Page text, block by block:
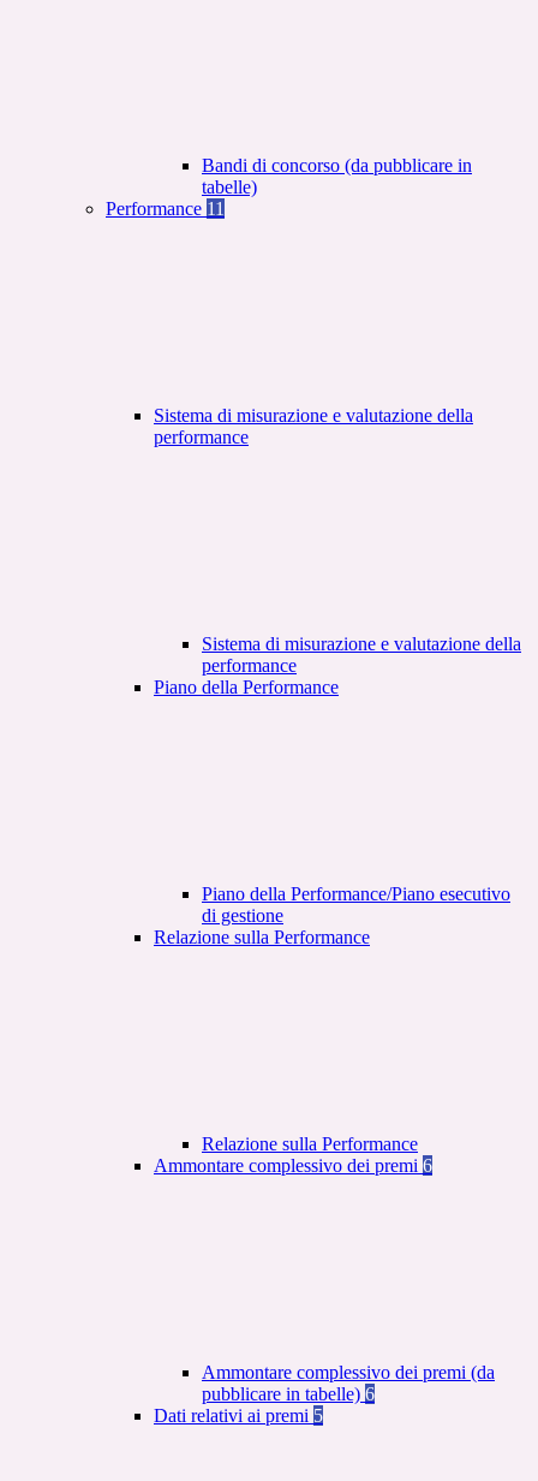
Bandi di concorso (da pubblicare in
tabelle)
Performance 11
Sistema di misurazione e valutazione della
performance
Sistema di misurazione e valutazione della
performance
Piano della Performance
Piano della Performance/Piano esecutivo
di gestione
Relazione sulla Performance
Relazione sulla Performance
Ammontare complessivo dei premi 6
Ammontare complessivo dei premi (da
pubblicare in tabelle) 6
Dati relativi ai premi 5